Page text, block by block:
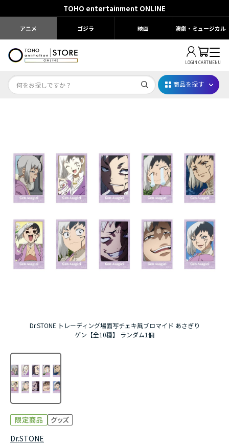
TOHO entertainment ONLINE
アニメ ゴジラ 映画 演劇・ミュージカル
LOGIN CARTMENU
じゅじゅフェス 2026
薬屋のひとりごと 夏の園遊会2026
アニメ『僕のヒーローアカデミア』10周年
ハイキュー!!ジャージ＆ユニフォーム
『ふつつかな悪女ではございますが ～雛宮蝶鼠と
商品を探す
Dr.STONE トレーディング場面写チェキ風ブロマイド あさぎり
ゲン【全10種】 ランダム1個
Dr.STONE